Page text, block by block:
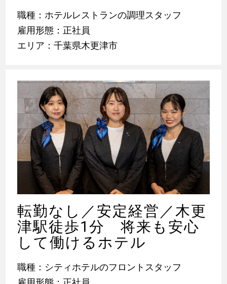
職種：ホテルレストランの調理スタッフ
雇用形態：正社員
エリア：千葉県木更津市
転勤なし／安定経営／木更
津駅徒歩1分 将来も安心
して働けるホテル
職種：シティホテルのフロントスタッフ